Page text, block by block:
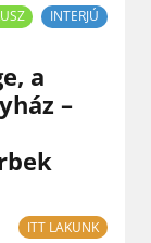
INTERJÚ
a
–
ITT LAKUNK